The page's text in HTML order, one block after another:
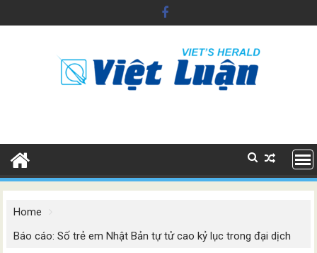
to
Home
Báo cáo: Số trẻ em Nhật Bản tự tử cao kỷ lục trong đại dịch